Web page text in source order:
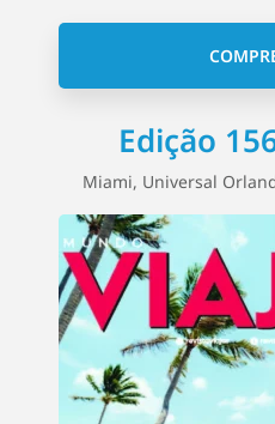
Edição
Miami, Universal